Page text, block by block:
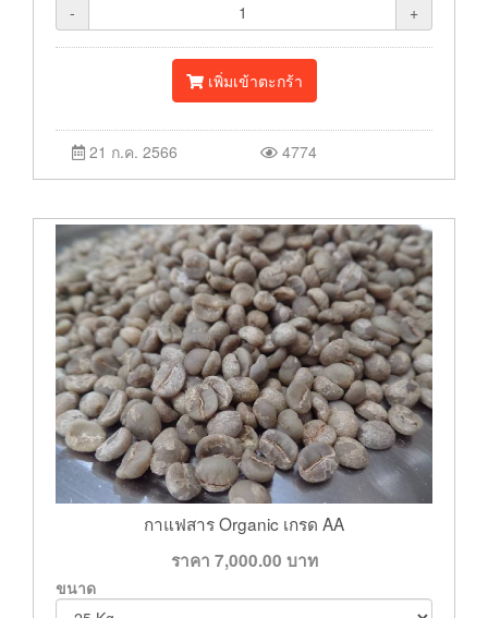
-
+
เพิ่มเข้าตะกร้า
21 ก.ค. 2566 4774
กาแฟสาร Organic เกรด AA
ราคา 7,000.00 บาท
ขนาด